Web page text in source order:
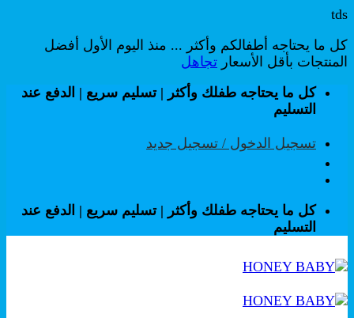
tds
كل ما يحتاجه أطفالكم وأكثر ... منذ اليوم الأول أفضل
المنتجات بأقل الأسعار تجاهل
تخطي
للمحتوى
كل ما يحتاجه طفلك وأكثر | تسليم سريع | الدفع عند
التسليم
تسجيل الدخول / تسجيل جديد
كل ما يحتاجه طفلك وأكثر | تسليم سريع | الدفع عند
التسليم